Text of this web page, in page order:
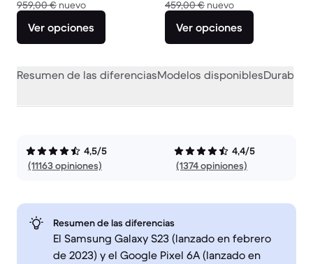
959,00 € nuevoEl dispositivo nuevo vale 959,00 €
Ver opciones
459,00 € nuevoEl dispositivo
Ver opciones
Resumen de las diferenciasModelos disponibles
4,5/5
(11163 opiniones)
4,4/5
(1374 opiniones)
Resumen de las diferencias
El Samsung Galaxy S23 (lanzado en febrero
de 2023) y el Google Pixel 6A (lanzado en